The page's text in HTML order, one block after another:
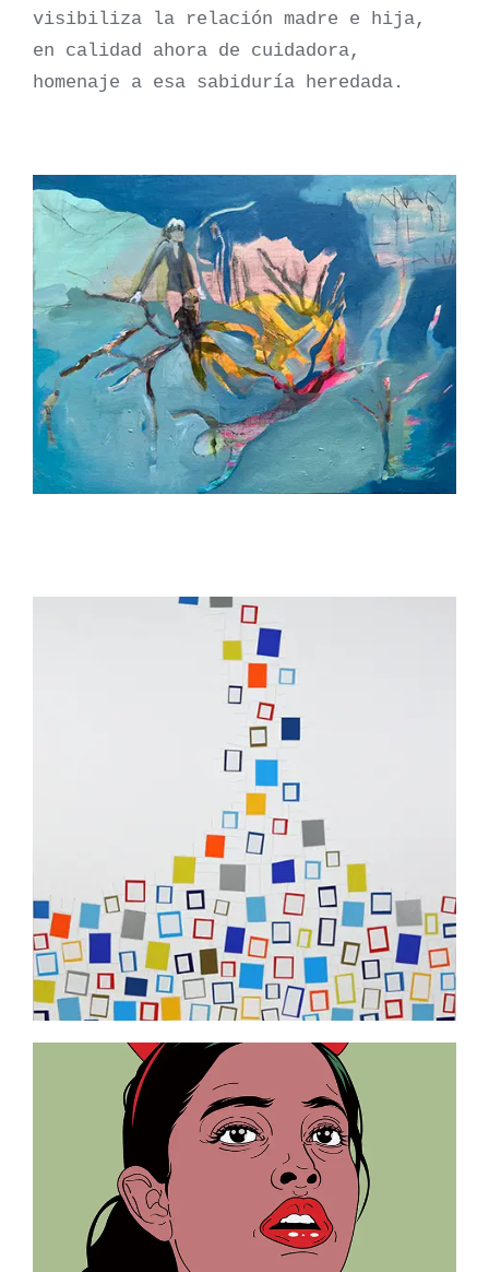
visibiliza la relación madre e hija,
en calidad ahora de cuidadora,
homenaje a esa sabiduría heredada.